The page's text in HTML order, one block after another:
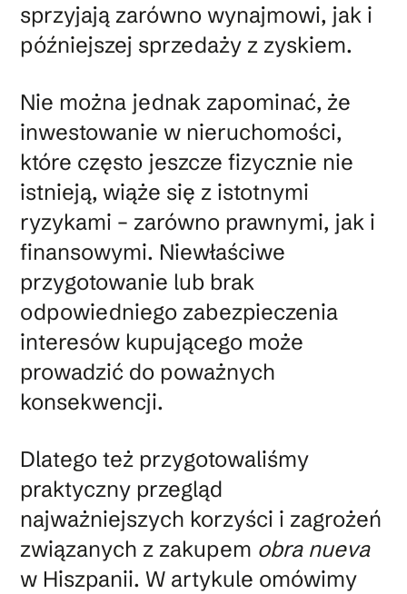
sprzyjają zarówno wynajmowi, jak i
późniejszej sprzedaży z zyskiem.
Nie można jednak zapominać, że
inwestowanie w nieruchomości,
które często jeszcze fizycznie nie
istnieją, wiąże się z istotnymi
ryzykami – zarówno prawnymi, jak i
finansowymi. Niewłaściwe
przygotowanie lub brak
odpowiedniego zabezpieczenia
interesów kupującego może
prowadzić do poważnych
konsekwencji.
Dlatego też przygotowaliśmy
praktyczny przegląd
najważniejszych korzyści i zagrożeń
związanych z zakupem obra nueva
w Hiszpanii. W artykule omówimy